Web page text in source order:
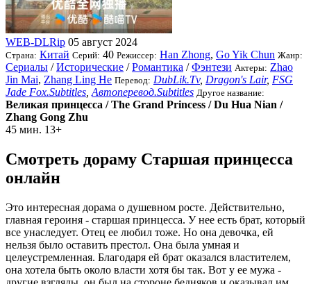
WEB-DLRip 05 август 2024
Страна: Китай Серий: 40 Режиссер: Han Zhong, Go Yik Chun Жанр:
Сериалы /Исторические /Романтика /Фэнтези Актеры: Zhao
Jin Mai, Zhang Ling He Перевод: DubLik.Tv, Dragon's Lair, FSG
Jade Fox.Subtitles Автоперевод.Subtitles Другое название:
Великая принцесса / The Grand Princess / Du Hua Nian /
Zhang Gong Zhu
45 мин. 13+
Смотреть дораму Старшая принцесса
онлайн
Это интересная дорама о душевном росте. Действительно,
главная героиня - старшая принцесса. У нее есть брат, который
все унаследует. Отец ее любил тоже. Но она девочка, ей
нельзя было оставить престол. Она была умная и
целеустремленная. Благодаря ей брат оказался властителем,
она хотела быть около власти хотя бы так. Вот у ее мужа -